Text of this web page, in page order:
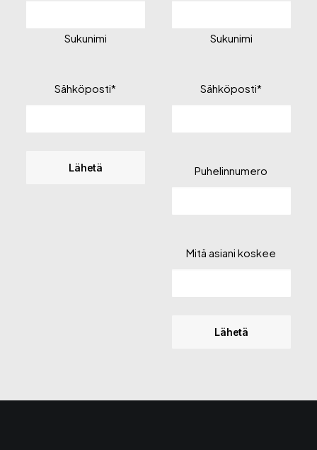
Sukunimi
Sähköposti*
Sukunimi
Sähköposti*
Puhelinnumero
Mitä asiani koskee